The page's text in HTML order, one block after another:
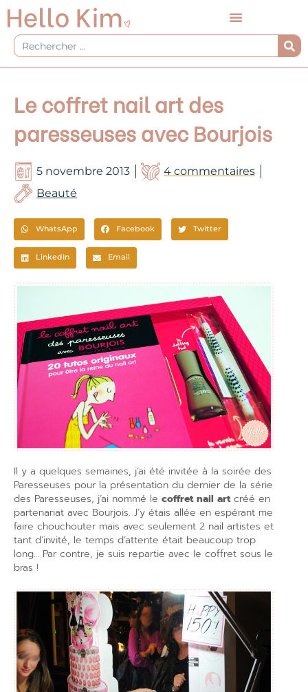
Aller
au
contenu
Rechercher
Le coffret nail art des
paresseuses avec Bourjois
5 novembre 2013
4 commentaires
Beauté
WhatsApp Facebook Twitter
LinkedIn Email
Il y a quelques semaines, j’ai été invitée à la soirée des
Paresseuses pour la présentation du dernier de la série
des Paresseuses, j’ai nommé le coffret nail artcréé en
partenariat avec Bourjois. J’y étais allée en espérant me
faire chouchouter mais avec seulement 2 nail artistes et
tant d’invité, le temps d’attente était beaucoup trop
long… Par contre, je suis repartie avec le coffret sous le
bras !